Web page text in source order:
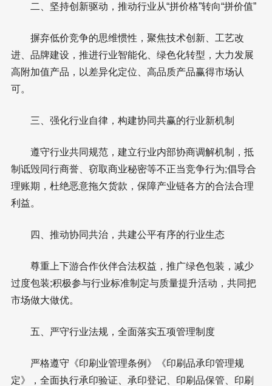
二、坚持创新驱动，推动行业从“拼价格”转向“拼价值”
摒弃低价竞争的思维惯性，聚焦技术创新、工艺改
进、品牌建设，推进行业智能化、绿色化转型，大力发展
高附加值产品，以差异化定位、高品质产品赢得市场认
可。
三、强化行业自律，构建协同共赢的行业新机制
遵守行业共同规范，建立行业内部协商调解机制，抵
制诋毁同行商誉、窃取商业秘密等不正当竞争行为;倡导合
理账期，杜绝恶意拖欠货款，保障产业链各方的合法合理
利益。
四、推动协同共治，共建公平有序的行业生态
尊重上下游合作伙伴合法权益，推广绿色包装，减少
过度包装;积极参与行业标准制定与质量提升活动，共同把
市场做大做优。
五、严守行业法规，全面落实五项管理制度
严格遵守《印刷业管理条例》《印刷品承印管理规
定》，全面执行承印验证、承印登记、印刷品保管、印刷